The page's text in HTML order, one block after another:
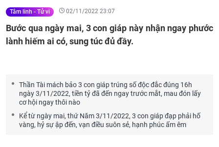
Tâm linh - Tử vi 02/11/2022 23:07
Bước qua ngày mai, 3 con giáp này nhận ngay phước
lành hiếm ai có, sung túc đủ đầy.
Thần Tài mách bảo 3 con giáp trúng số độc đắc đúng 16h
ngày 3/11/2022, tiền tỷ đã đến ngay trước mắt, mau đón lấy
cơ hội ngay thôi nào
Kể từ ngày mai, thứ Năm 3/11/2022, 3 con giáp đạp phải hố
vàng, hỷ sự ập đến, vạn điều suôn sẻ, hạnh phúc ấm êm